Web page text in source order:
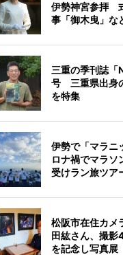
伊勢神宮参拝
事「御木曳」な
三重の季刊誌「
号 三重県出身
を特集
伊勢で「マラ
ロナ禍でマラソ
受けラン旅ツア
松阪市在住カメ
田紘さん、撮
を記念し写真展